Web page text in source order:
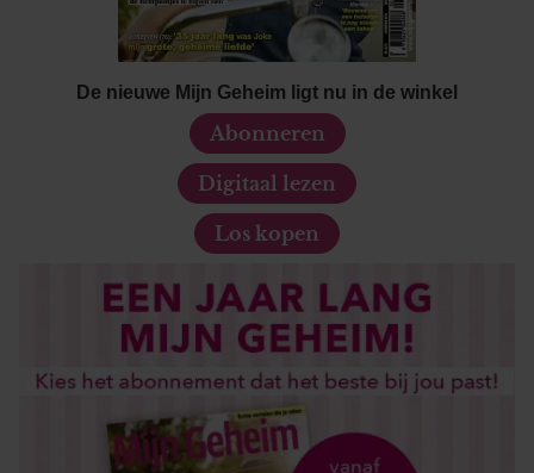
De nieuwe Mijn Geheim ligt nu in de winkel
Abonneren
Digitaal lezen
Los kopen